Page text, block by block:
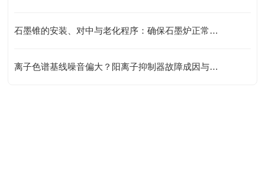
石墨锥的安装、对中与老化程序：确保石墨炉正常工作的基础
离子色谱基线噪音偏大？阳离子抑制器故障成因与处理方案